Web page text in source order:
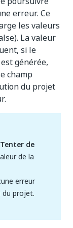
erreur. Ce
les valeurs
La valeur
si le
générée,
champ
du projet
Tenter de
de la
erreur
du projet.